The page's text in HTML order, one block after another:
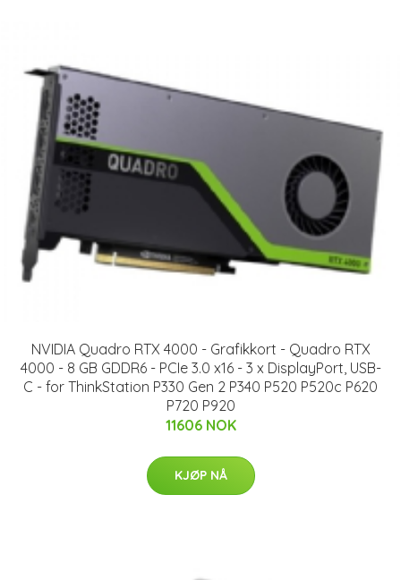
NVIDIA Quadro RTX 4000 - Grafikkort - Quadro RTX
4000 - 8 GB GDDR6 - PCIe 3.0 x16 - 3 x DisplayPort, USB-
C - for ThinkStation P330 Gen 2 P340 P520 P520c P620
P720 P920
11606 NOK
KJØP NÅ